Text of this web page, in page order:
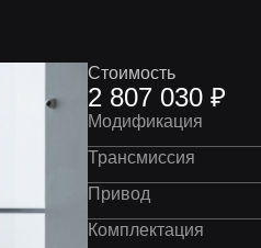
Стоимость
2 807 030 ₽
Модификация
Трансмиссия
Привод
Комплектация